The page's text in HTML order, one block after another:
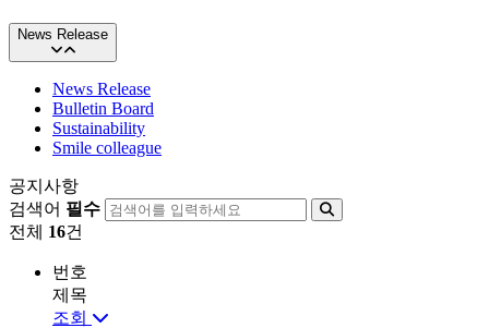
News Release
News Release
Bulletin Board
Sustainability
Smile colleague
공지사항
검색어 필수
전체 16건
번호
제목
조회